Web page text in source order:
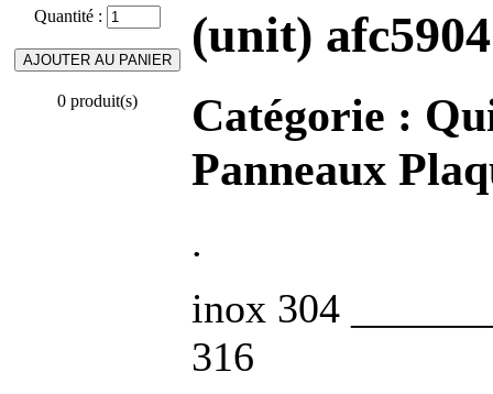
Quantité :
0 produit(s)
(unit) afc5904
Catégorie :
Panneaux
.
inox 304
316